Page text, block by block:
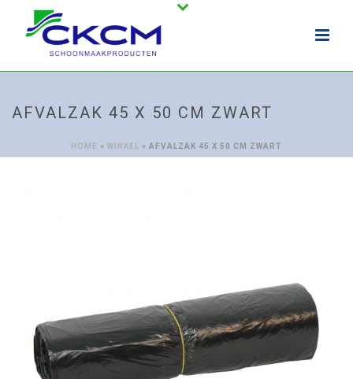
AFVALZAK 45 X 50 CM ZWART
HOME » WINKEL » AFVALZAK 45 X 50 CM ZWART